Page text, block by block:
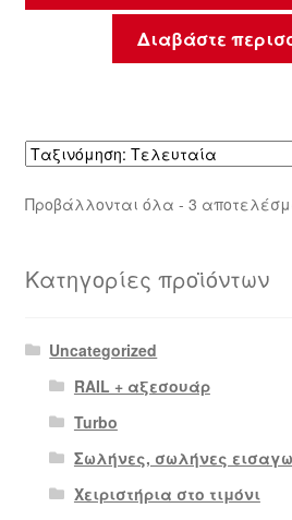
Διαβάστε
Προβάλλονται όλα - 3
Κατηγορίες προϊόντων
Uncategorized
RAIL + αξεσουάρ
Turbo
Σωλήνες, σωλήνες
Χειριστήρια στο τιμόνι